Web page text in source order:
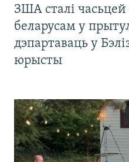
ЗША сталі
беларусам у
дэпартаваць у
юрысты